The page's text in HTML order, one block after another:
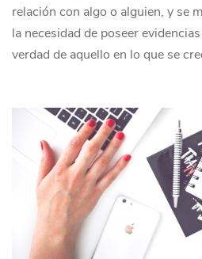
relación con algo o alguien, y se
la necesidad de poseer
verdad de aquello en lo que se